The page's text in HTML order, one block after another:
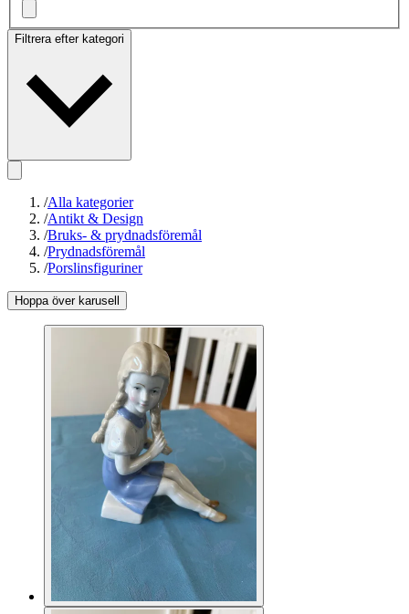
Filtrera efter kategori
/Alla kategorier
/Antikt & Design
/Bruks- & prydnadsföremål
/Prydnadsföremål
/Porslinsfiguriner
Hoppa över karusell